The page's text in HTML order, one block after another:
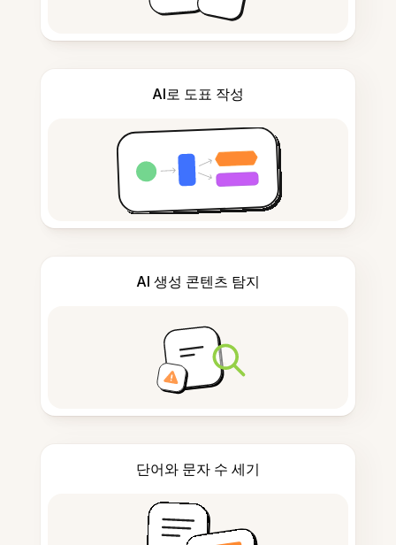
AI로 도표 작성
AI 생성 콘텐츠 탐지
단어와 문자 수 세기